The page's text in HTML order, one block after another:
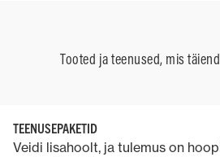
Tooted ja teenused, mis
TEENUSEPAKETID
Veidi lisahoolt, ja tulemus on